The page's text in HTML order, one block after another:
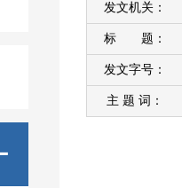
发文机关：
标 题：
发文字号：
主 题 词：